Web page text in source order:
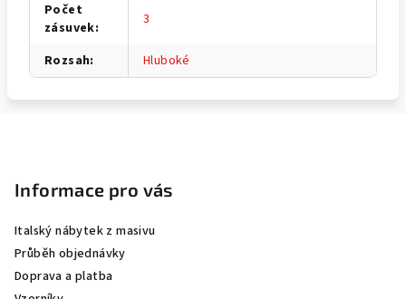
Počet
zásuvek: 3
Rozsah: Hluboké
Informace pro vás
Italský nábytek z masivu
Průběh objednávky
Doprava a platba